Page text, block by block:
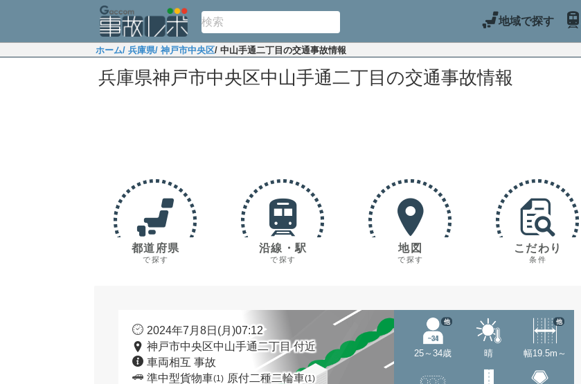
地域で探す
ホーム/ 兵庫県/ 神戸市中央区/ 中山手通二丁目の交通事故情報
兵庫県神戸市中央区中山手通二丁目の交通事故情報
都道府県
で探す
沿線・駅
で探す
地図
で探す
こだわり
条件
2024年7月8日(月)07:12
神戸市中央区中山手通二丁目 付近
車両相互 事故
準中型貨物車(1) 原付二種二輪車(1)
25～34歳
他
晴 幅19.5m～
他